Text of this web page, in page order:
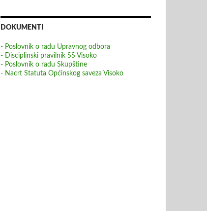
DOKUMENTI
- Poslovnik o radu Upravnog odbora
- Disciplinski pravilnik SS Visoko
- Poslovnik o radu Skupštine
- Nacrt Statuta Općinskog saveza Visoko